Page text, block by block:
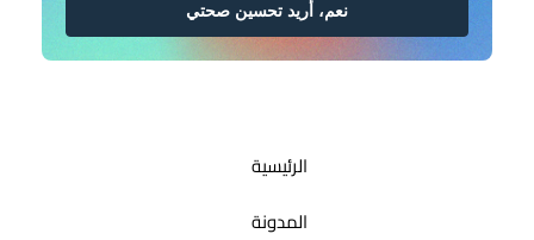
نعم، أريد تحسين صحتي
الرئيسية
المدونة